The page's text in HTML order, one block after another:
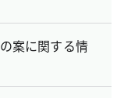
案に関する情